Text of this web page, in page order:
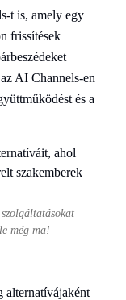
t is, amely egy
frissítések
AI Channels-en
és a
még ma!
alternatívájaként